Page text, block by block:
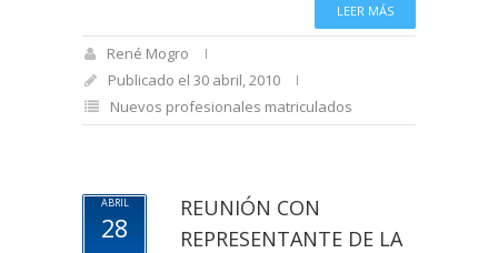
LEER MÁS
René Mogro
Publicado el 30 abril, 2010
Nuevos profesionales matriculados
ABRIL
28
REUNIÓN CON
REPRESENTANTE DE LA